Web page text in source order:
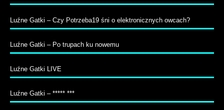
Luźne Gatki – Czy Potrzeba19 śni o elektronicznych owcach?
Luźne Gatki – Po trupach ku nowemu
Luźne Gatki LIVE
Luźne Gatki – ***** ***